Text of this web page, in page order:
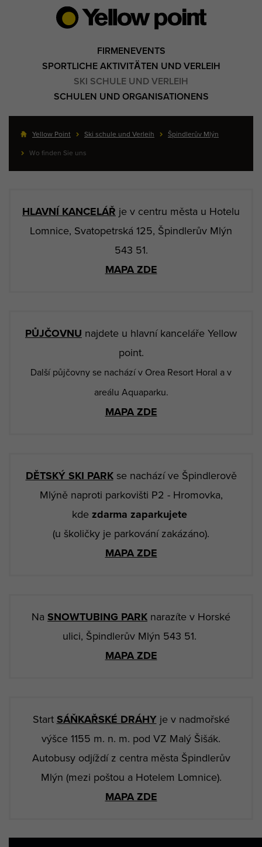
FIRMENEVENTS
SPORTLICHE AKTIVITÄTEN UND VERLEIH
SKI SCHULE UND VERLEIH
SCHULEN UND ORGANISATIONENS
Yellow Point Ski schule und Verleih Špindlerův Mlýn
Wo finden Sie uns
HLAVNÍ KANCELÁŘ je v centru města u Hotelu
Lomnice, Svatopetrská 125, Špindlerův Mlýn
543 51.
MAPA ZDE
PŮJČOVNU najdete u hlavní kanceláře Yellow
point.
Další půjčovny se nachází v Orea Resort Horal a v
areálu Aquaparku.
MAPA ZDE
DĚTSKÝ SKI PARKse nachází ve Špindlerově
Mlýně naproti parkovišti P2 - Hromovka,
kde zdarma zaparkujete
(u školičky je parkování zakázáno).
MAPA ZDE
Na SNOWTUBING PARK narazíte v Horské
ulici, Špindlerův Mlýn 543 51.
MAPA ZDE
Start SÁŇKAŘSKÉ DRÁHYje v nadmořské
výšce 1155 m. n. m. pod VZ Malý Šišák.
Autobusy odjíždí z centra města Špindlerův
Mlýn (mezi poštou a Hotelem Lomnice).
MAPA ZDE